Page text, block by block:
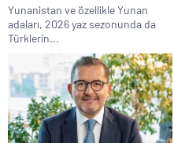
Yunanistan ve özellikle Yunan
adaları, 2026 yaz sezonunda da
Türklerin...